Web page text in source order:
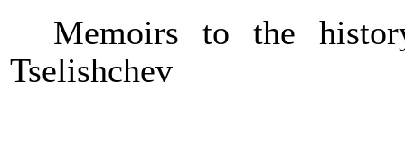
Memoirs to the
Tselishchev